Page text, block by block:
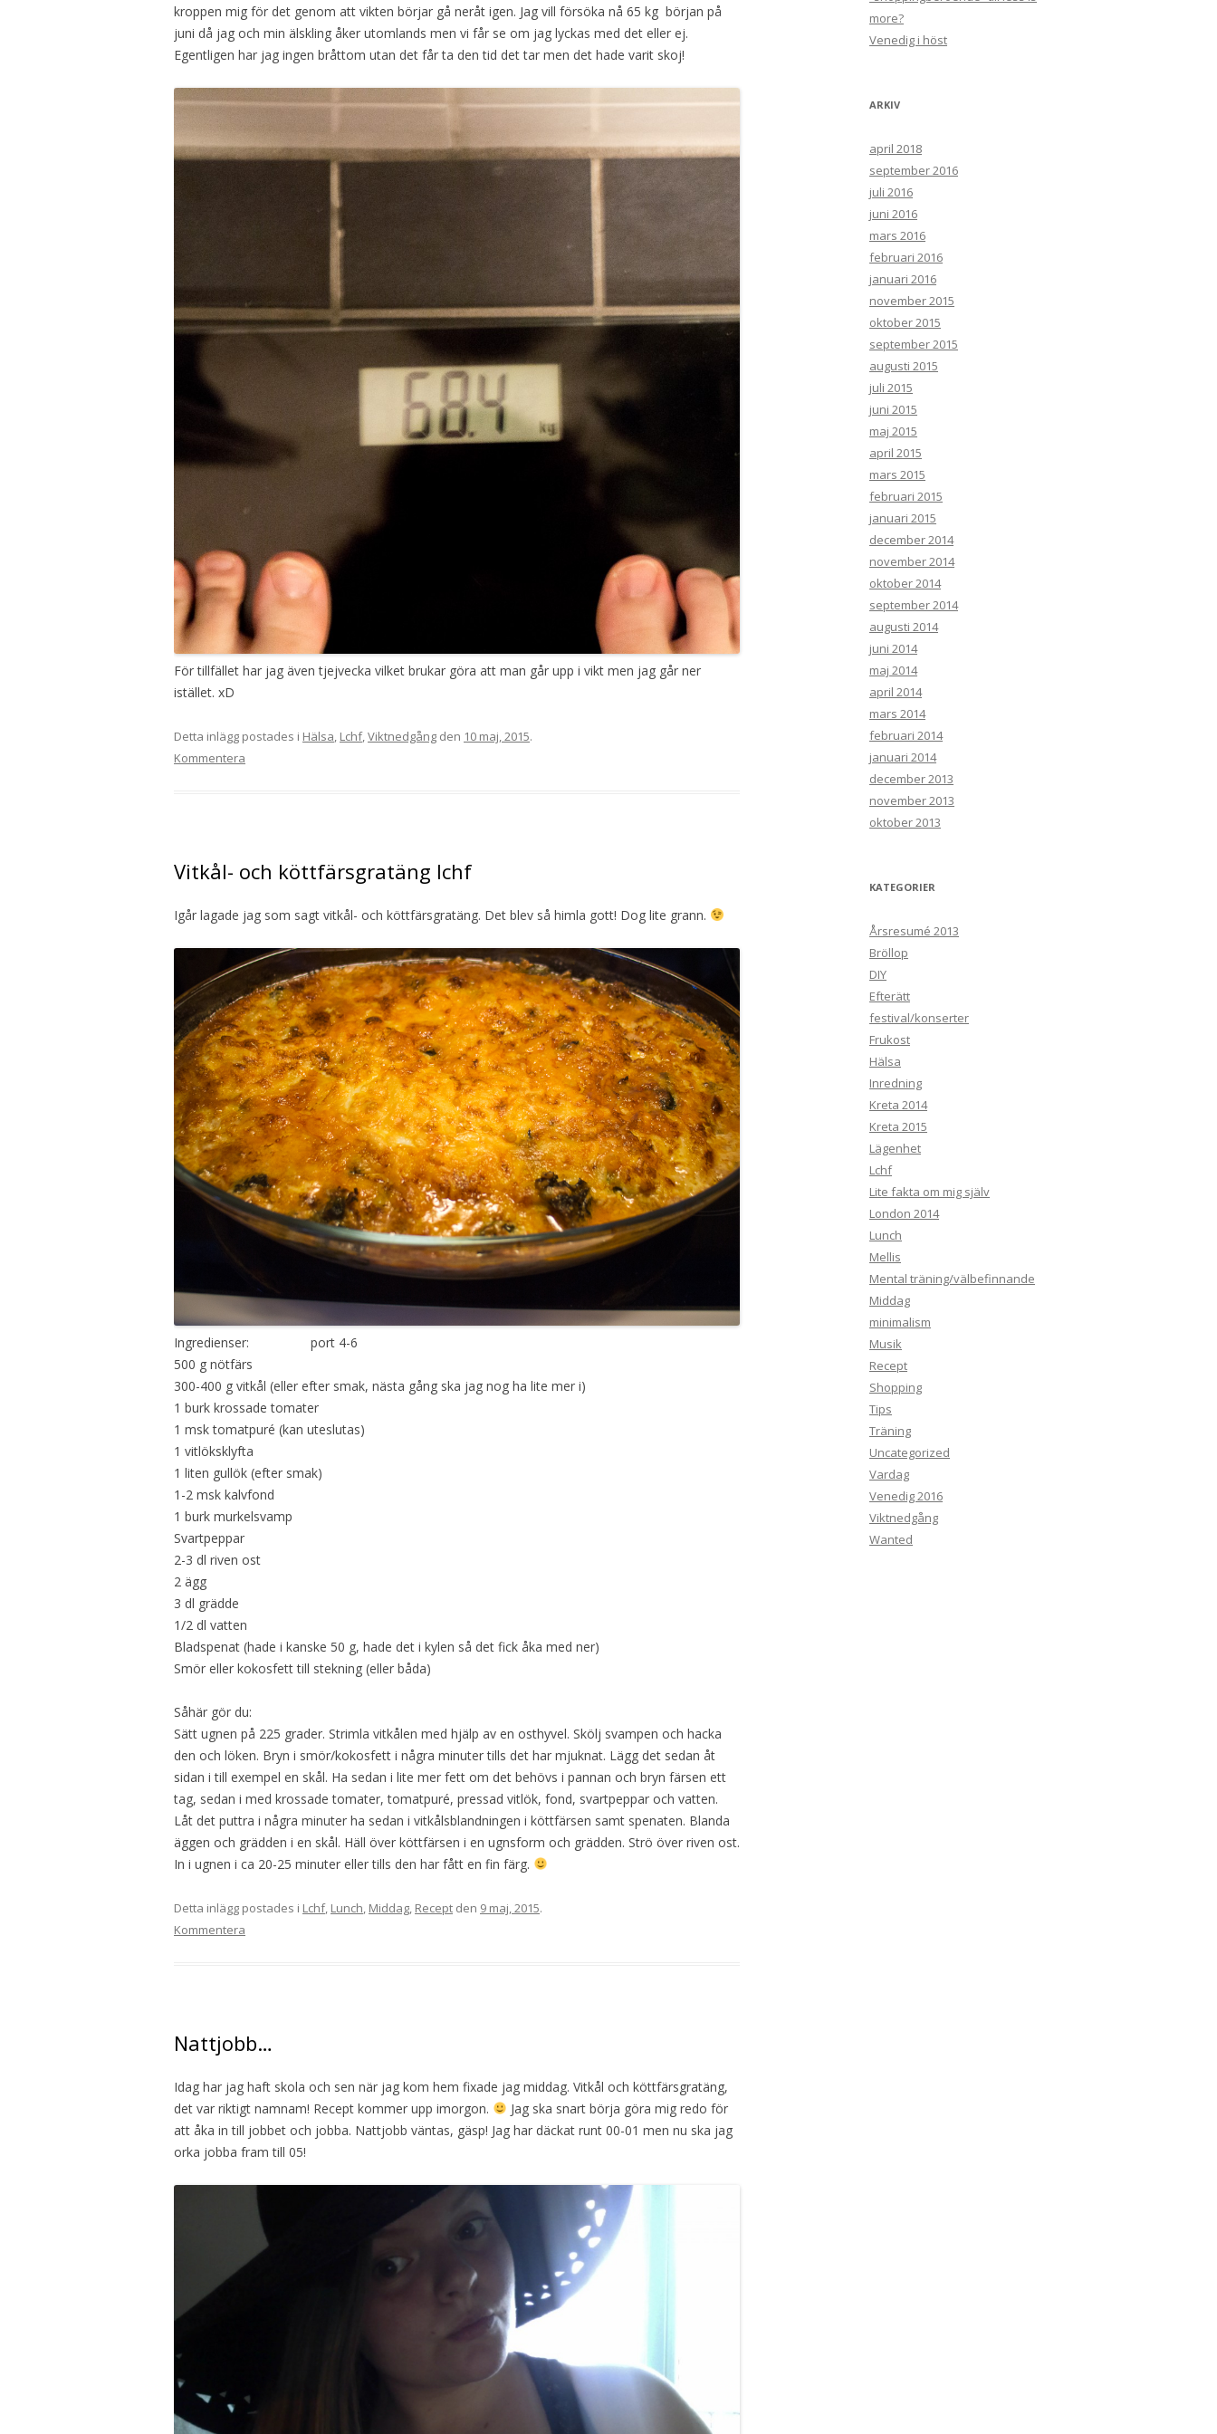
kroppen mig för det genom att vikten börjar gå neråt igen. Jag vill försöka nå 65 kg början på
juni då jag och min älskling åker utomlands men vi får se om jag lyckas med det eller ej.
Egentligen har jag ingen bråttom utan det får ta den tid det tar men det hade varit skoj!
För tillfället har jag även tjejvecka vilket brukar göra att man går upp i vikt men jag går ner
istället. xD
Detta inlägg postades i Hälsa, Lchf,Viktnedgång den 10 maj, 2015.
Kommentera
Vitkål- och köttfärsgratäng lchf
Igår lagade jag som sagt vitkål- och köttfärsgratäng. Det blev så himla gott! Dog lite grann.
Ingredienser: port 4-6
500 g nötfärs
300-400 g vitkål (eller efter smak, nästa gång ska jag nog ha lite mer i)
1 burk krossade tomater
1 msk tomatpuré (kan uteslutas)
1 vitlöksklyfta
1 liten gullök (efter smak)
1-2 msk kalvfond
1 burk murkelsvamp
Svartpeppar
2-3 dl riven ost
2 ägg
3 dl grädde
1/2 dl vatten
Bladspenat (hade i kanske 50 g, hade det i kylen så det fick åka med ner)
Smör eller kokosfett till stekning (eller båda)
Såhär gör du:
Sätt ugnen på 225 grader. Strimla vitkålen med hjälp av en osthyvel. Skölj svampen och hacka
den och löken. Bryn i smör/kokosfett i några minuter tills det har mjuknat. Lägg det sedan åt
sidan i till exempel en skål. Ha sedan i lite mer fett om det behövs i pannan och bryn färsen ett
tag, sedan i med krossade tomater, tomatpuré, pressad vitlök, fond, svartpeppar och vatten.
Låt det puttra i några minuter ha sedan i vitkålsblandningen i köttfärsen samt spenaten. Blanda
äggen och grädden i en skål. Häll över köttfärsen i en ugnsform och grädden. Strö över riven ost.
In i ugnen i ca 20-25 minuter eller tills den har fått en fin färg.
Detta inlägg postades i Lchf, Lunch, Middag, Recept den 9 maj, 2015.
Kommentera
Nattjobb…
Idag har jag haft skola och sen när jag kom hem fixade jag middag. Vitkål och köttfärsgratäng,
det var riktigt namnam! Recept kommer upp imorgon.
Jag ska snart börja göra mig redo för
att åka in till jobbet och jobba. Nattjobb väntas, gäsp! Jag har däckat runt 00-01 men nu ska jag
orka jobba fram till 05!
more?
Venedig i höst
ARKIV
april 2018
september 2016
juli 2016
juni 2016
mars 2016
februari 2016
januari 2016
november 2015
oktober 2015
september 2015
augusti 2015
juli 2015
juni 2015
maj 2015
april 2015
mars 2015
februari 2015
januari 2015
december 2014
november 2014
oktober 2014
september 2014
augusti 2014
juni 2014
maj 2014
april 2014
mars 2014
februari 2014
januari 2014
december 2013
november 2013
oktober 2013
KATEGORIER
Årsresumé 2013
Bröllop
DIY
Efterätt
festival/konserter
Frukost
Hälsa
Inredning
Kreta 2014
Kreta 2015
Lägenhet
Lchf
Lite fakta om mig själv
London 2014
Lunch
Mellis
Mental träning/välbefinnande
Middag
minimalism
Musik
Recept
Shopping
Tips
Träning
Uncategorized
Vardag
Venedig 2016
Viktnedgång
Wanted